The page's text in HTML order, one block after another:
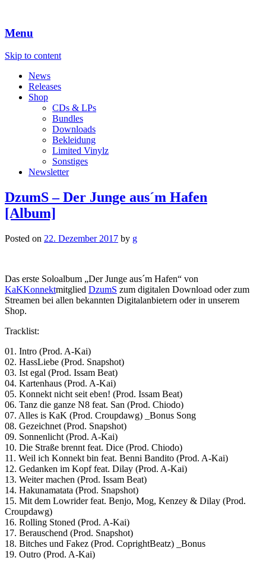
Menu
Skip to content
News
Releases
Shop
CDs & LPs
Bundles
Downloads
Bekleidung
Limited Vinylz
Sonstiges
Newsletter
DzumS – Der Junge aus´m Hafen
[Album]
Posted on 22. Dezember 2017 by g
Das erste Soloalbum „Der Junge aus´m Hafen“ von
KaKKonnektmitglied DzumS zum digitalen Download oder zum
Streamen bei allen bekannten Digitalanbietern oder in unserem
Shop.
Tracklist:
01. Intro (Prod. A-Kai)
02. HassLiebe (Prod. Snapshot)
03. Ist egal (Prod. Issam Beat)
04. Kartenhaus (Prod. A-Kai)
05. Konnekt nicht seit eben! (Prod. Issam Beat)
06. Tanz die ganze N8 feat. San (Prod. Chiodo)
07. Alles is KaK (Prod. Croupdawg) _Bonus Song
08. Gezeichnet (Prod. Snapshot)
09. Sonnenlicht (Prod. A-Kai)
10. Die Straße brennt feat. Dice (Prod. Chiodo)
11. Weil ich Konnekt bin feat. Benni Bandito (Prod. A-Kai)
12. Gedanken im Kopf feat. Dilay (Prod. A-Kai)
13. Weiter machen (Prod. Issam Beat)
14. Hakunamatata (Prod. Snapshot)
15. Mit dem Lowrider feat. Benjo, Mog, Kenzey & Dilay (Prod.
Croupdawg)
16. Rolling Stoned (Prod. A-Kai)
17. Berauschend (Prod. Snapshot)
18. Bitches und Fakez (Prod. CoprightBeatz) _Bonus
19. Outro (Prod. A-Kai)